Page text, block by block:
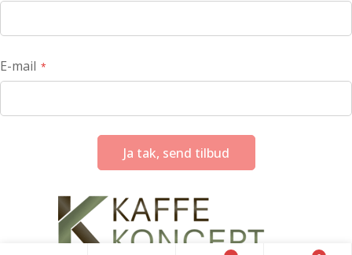
E-mail
Ja tak, send tilbud